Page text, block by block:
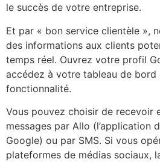
le succès de votre entreprise.
Et par « bon service clientèle »,
des informations aux clients
temps réel. Ouvrez votre profil
accédez à votre tableau de
fonctionnalité.
Vous pouvez choisir de recevoir
messages par Allo (l’application
Google) ou par SMS. Si vous
plateformes de médias sociaux,